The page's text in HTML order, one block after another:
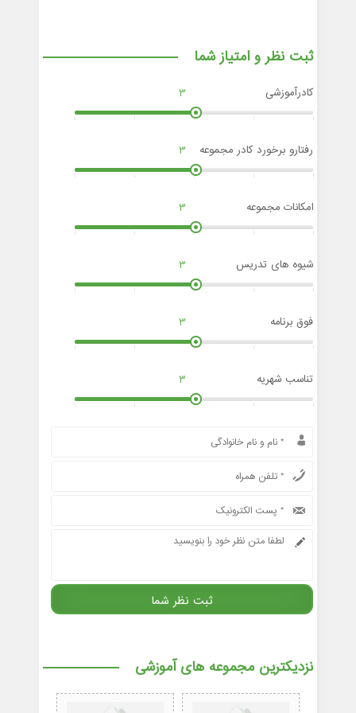
ثبت نظر و امتیاز شما
کادرآموزشی 3
رفتارو برخورد کادر مجموعه 3
امکانات مجموعه 3
شیوه های تدریس 3
فوق برنامه 3
تناسب شهریه 3
نزدیکترین مجموعه های آموزشی